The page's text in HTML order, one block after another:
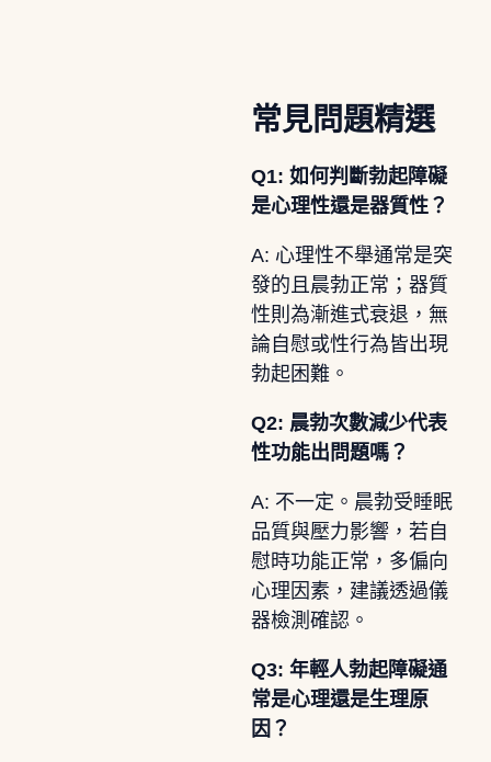
常見問題精選
Q1: 如何判斷勃起障礙
是心理性還是器質性？
A: 心理性不舉通常是突
發的且晨勃正常；器質
性則為漸進式衰退，無
論自慰或性行為皆出現
勃起困難。
Q2: 晨勃次數減少代表
性功能出問題嗎？
A: 不一定。晨勃受睡眠
品質與壓力影響，若自
慰時功能正常，多偏向
心理因素，建議透過儀
器檢測確認。
Q3: 年輕人勃起障礙通
常是心理還是生理原
因？